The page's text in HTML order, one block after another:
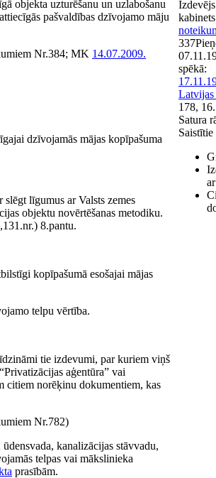
objekta uzturēšanu un uzlabošanu
pašvaldības dzīvojamo māju
Nr.384; MK 14.07.2009.
dzīvojamās mājas kopīpašuma
līgumus ar Valsts zemes
objektu novērtēšanas metodiku.
8.pantu.
kopīpašumā esošajai mājas
telpu vērtība.
tie izdevumi, par kuriem viņš
aģentūra” vai
citiem norēķinu dokumentiem, kas
Nr.782)
kanalizācijas stāvvadu,
telpas vai mākslinieka
prasībām.
kabinets
337
spēkā:
Latvijas
178,
Satura
ar